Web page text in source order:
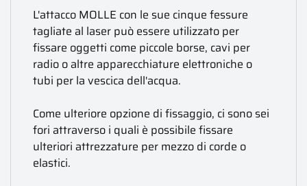
L'attacco MOLLE con le sue cinque fessure
tagliate al laser può essere utilizzato per
fissare oggetti come piccole borse, cavi per
radio o altre apparecchiature elettroniche o
tubi per la vescica dell'acqua.
Come ulteriore opzione di fissaggio, ci sono sei
fori attraverso i quali è possibile fissare
ulteriori attrezzature per mezzo di corde o
elastici.